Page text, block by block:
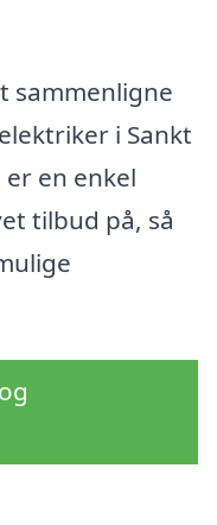
sammenligne
i Sankt
en enkel
tilbud på, så